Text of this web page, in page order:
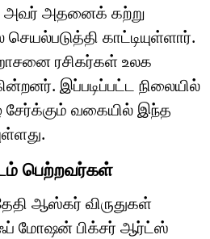
அவர் அதனைக் கற்று
காட்டியுள்ளார்.
ரசிகர்கள் உலக
இப்படிப்பட்ட நிலையில்
சேர்க்கும் வகையில் இந்த
பெற்றவர்கள்
ஆஸ்கர் விருதுகள்
மோஷன் பிக்சர் ஆர்ட்ஸ்